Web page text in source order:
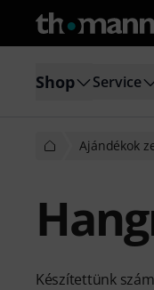
Shop Service
Ajándékok
Készítettünk